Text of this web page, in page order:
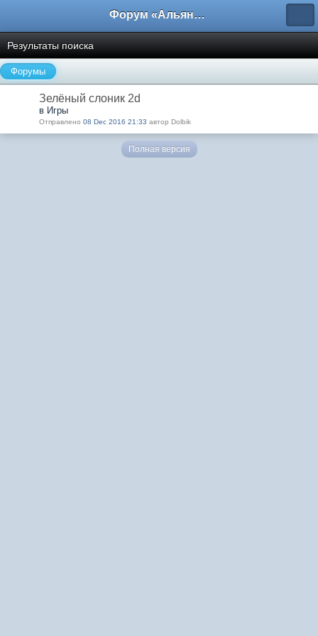
Форум «Альянса вольных переводчиков»
Результаты поиска
Форумы
Зелёный слоник 2d
в Игры
Отправлено 08 Dec 2016 21:33 автор Dolbik
Полная версия